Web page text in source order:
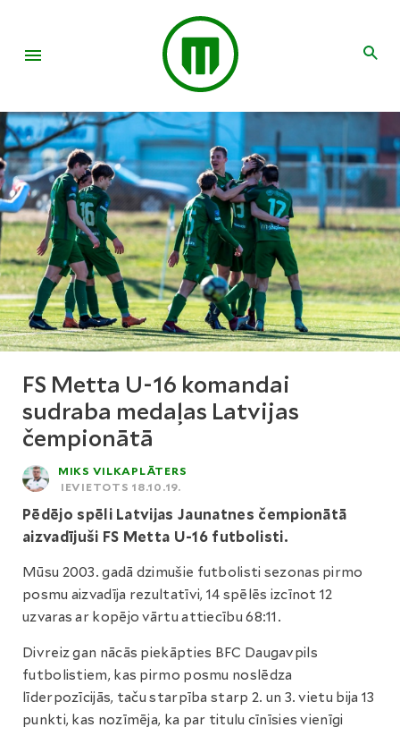
FS Metta U-16 komandai
sudraba medaļas Latvijas
čempionātā
MIKS VILKAPLĀTERS
IEVIETOTS 18.10.19.
Pēdējo spēli Latvijas Jaunatnes čempionātā
aizvadījuši FS Metta U-16 futbolisti.
Mūsu 2003. gadā dzimušie futbolisti sezonas pirmo
posmu aizvadīja rezultatīvi, 14 spēlēs izcīnot 12
uzvaras ar kopējo vārtu attiecību 68:11.
Divreiz gan nācās piekāpties BFC Daugavpils
futbolistiem, kas pirmo posmu noslēdza
līderpozīcijās, taču starpība starp 2. un 3. vietu bija 13
punkti, kas nozīmēja, ka par titulu cīnīsies vienīgi